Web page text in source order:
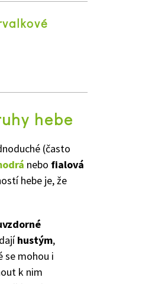
hebe
(často
nebo fialová
hebe je, že
hustým,
se mohou i
k nim